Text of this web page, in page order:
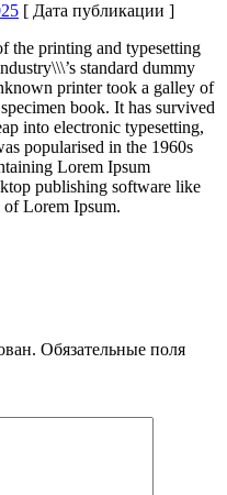
[ Дата публикации ]
the printing and typesetting
standard dummy
printer took a galley of
book. It has survived
into electronic typesetting,
popularised in the 1960s
Lorem Ipsum
publishing software like
Lorem Ipsum.
Обязательные поля